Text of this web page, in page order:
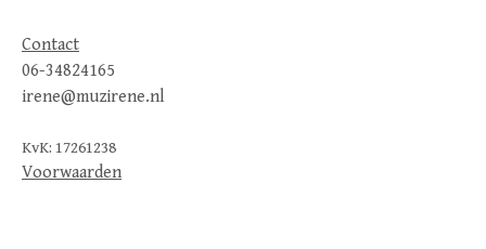
Contact
06-34824165
irene@muzirene.nl
KvK: 17261238
Voorwaarden